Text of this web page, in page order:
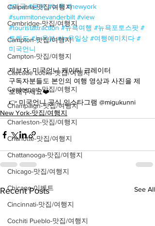
Calipatria-맛집/여행지
Cambridge-맛집/여행지
Campton-맛집/여행지
Campton-맛집/여행지
Cascade Locks-맛집/여행지
Centerport-맛집/여행지
Champaign-맛집/여행지
Charleston-맛집/여행지
Charlotte-맛집/여행지
Chattanooga-맛집/여행지
Chicago-맛집/여행지
Chicago-이벤트
Cincinnati-맛집/여행지
Cochiti Pueblo-맛집/여행지
#미국 #동부 #뉴욕 #newyork
#summitonevanderbilt #view
#touristattraction #뉴욕여행 #뉴욕포토스팟 #
트렌드 #뉴욕뷰 #뉴욕일상 #여행에미치다 #
미국언니
제보자: 미국언니 케이티 크레이터
구독자분들도 본인의 여행 영상과 사진을 제
보해주세요❤️
👉 미국언니 공식 인스타그램 @migukunni
New York-맛집/여행지
Recent Posts See All